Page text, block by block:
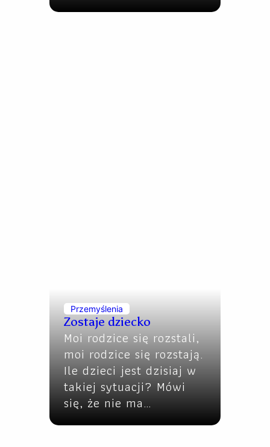
Przemyślenia
Zostaje dziecko
Moi rodzice się rozstali,
moi rodzice się rozstają.
Ile dzieci jest dzisiaj w
takiej sytuacji? Mówi
się, że nie ma…